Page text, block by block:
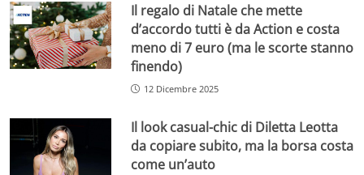
Il regalo di Natale che mette
d’accordo tutti è da Action e costa
meno di 7 euro (ma le scorte stanno
finendo)
12 Dicembre 2025
Il look casual-chic di Diletta Leotta
da copiare subito, ma la borsa costa
come un’auto